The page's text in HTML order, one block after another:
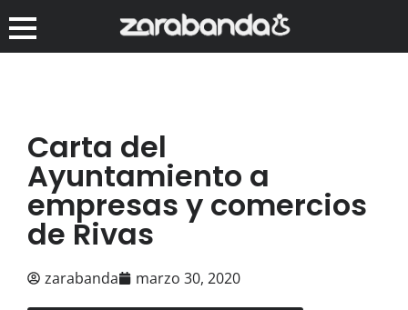
Carta del
Ayuntamiento a
empresas y comercios
de Rivas
zarabanda marzo 30, 2020